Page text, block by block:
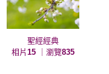
聖經經典
相片 15 ｜瀏覽835